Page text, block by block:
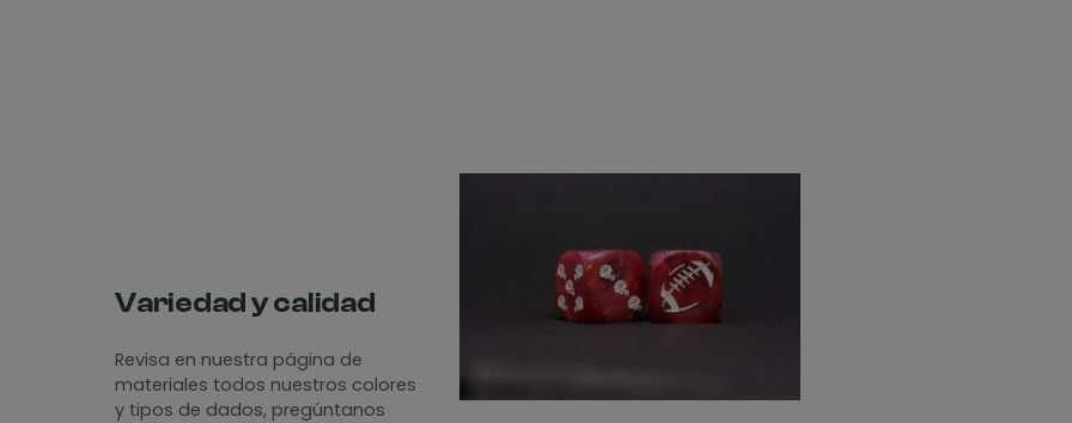
Variedad y calidad
Revisa en nuestra página de
materiales todos nuestros colores
y tipos de dados, pregúntanos